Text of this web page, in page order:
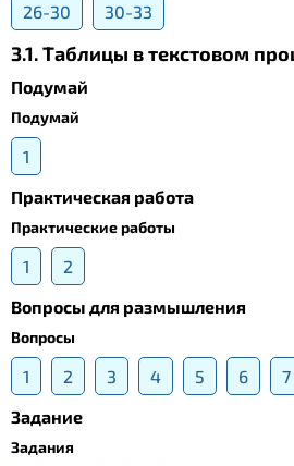
26-30 30-33
3.1. Таблицы в текстовом
Подумай
Подумай
1
Практическая работа
Практические работы
1
2
Вопросы для размышления
Вопросы
1 2 3 4 5 6
7
Задание
Задания